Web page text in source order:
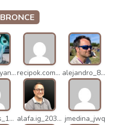
BRONCE
jesusdaryanani_mko recipok.com_n5u alejandro_8931
sotocirus_11872 alafa.ig_20338 jmedina_jwq